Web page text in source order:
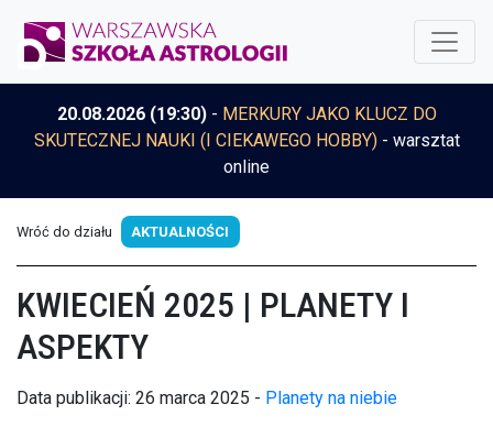
20.08.2026 (19:30)- MERKURY JAKO KLUCZ DO
SKUTECZNEJ NAUKI (I CIEKAWEGO HOBBY)- warsztat
online
Wróć do działu AKTUALNOŚCI
KWIECIEŃ 2025 | PLANETY I
ASPEKTY
Data publikacji: 26 marca 2025 - Planety na niebie